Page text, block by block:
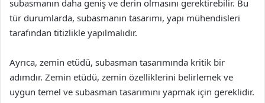
subasmanın daha geniş ve derin olmasını gerektirebilir. Bu
tür durumlarda, subasmanın tasarımı, yapı mühendisleri
tarafından titizlikle yapılmalıdır.
Ayrıca, zemin etüdü, subasman tasarımında kritik bir
adımdır. Zemin etüdü, zemin özelliklerini belirlemek ve
uygun temel ve subasman tasarımını yapmak için gereklidir.